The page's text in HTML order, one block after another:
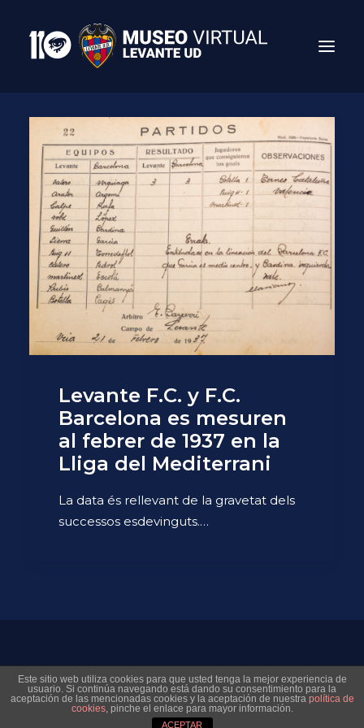
Search
Levante F.C. y F.C.
Barcelona es mesuren
al febrer de 1937 en la
Lliga del Mediterrani
La data és rellevant de la gravetat dels
successos esdevinguts.…
© 2026 Museo Virtual Levante UD. All rights reserved
Este sitio web utiliza cookies para que usted tenga la mejor experiencia de
usuario. Si continúa navegando está dando su consentimiento para la
aceptación de las mencionadas cookies y la aceptación de nuestra política de
cookies, pinche el enlace para mayor información.
ACEPTAR